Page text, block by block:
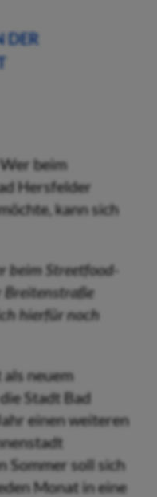
DER
beim Streetfood-
Breitenstraße
hierfür noch
neuem
Stadt Bad
einen weiteren
Sommer soll sich
Monat in eine